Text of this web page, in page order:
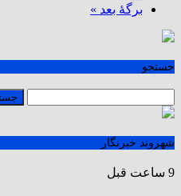
برگهٔ بعد »
جستجو
شهروند خبرنگار
9 ساعت قبل